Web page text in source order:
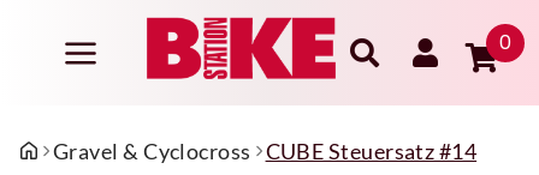
0
Gravel & Cyclocross CUBE Steuersatz #14